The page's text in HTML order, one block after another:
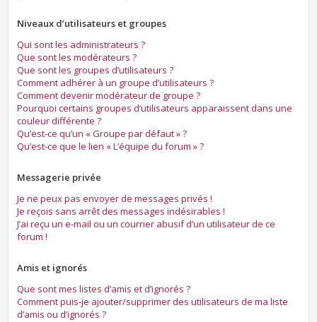
Niveaux d’utilisateurs et groupes
Qui sont les administrateurs ?
Que sont les modérateurs ?
Que sont les groupes d’utilisateurs ?
Comment adhérer à un groupe d’utilisateurs ?
Comment devenir modérateur de groupe ?
Pourquoi certains groupes d’utilisateurs apparaissent dans une
couleur différente ?
Qu’est-ce qu’un « Groupe par défaut » ?
Qu’est-ce que le lien « L’équipe du forum » ?
Messagerie privée
Je ne peux pas envoyer de messages privés !
Je reçois sans arrêt des messages indésirables !
J’ai reçu un e-mail ou un courrier abusif d’un utilisateur de ce
forum !
Amis et ignorés
Que sont mes listes d’amis et d’ignorés ?
Comment puis-je ajouter/supprimer des utilisateurs de ma liste
d’amis ou d’ignorés ?